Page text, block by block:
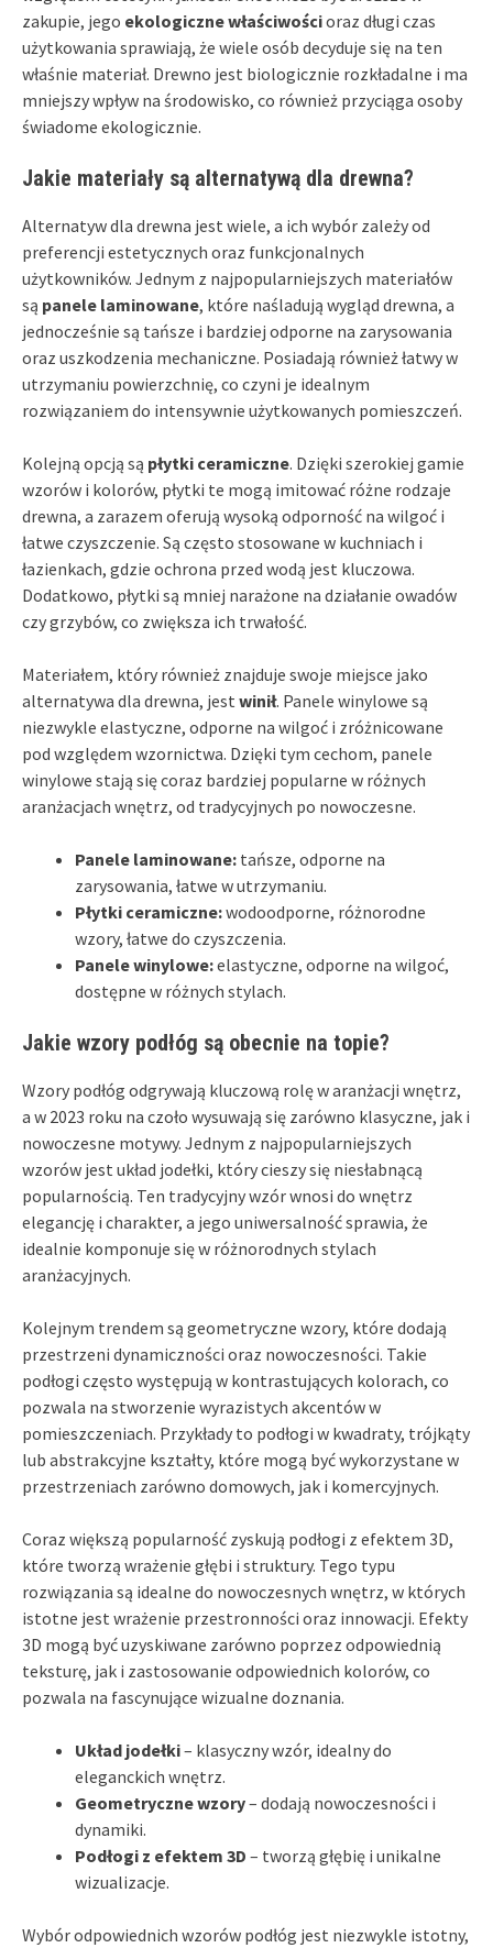
zakupie, jego ekologiczne właściwościoraz długi czas
użytkowania sprawiają, że wiele osób decyduje się na ten
właśnie materiał. Drewno jest biologicznie rozkładalne i ma
mniejszy wpływ na środowisko, co również przyciąga osoby
świadome ekologicznie.
Jakie materiały są alternatywą dla drewna?
Alternatyw dla drewna jest wiele, a ich wybór zależy od
preferencji estetycznych oraz funkcjonalnych
użytkowników. Jednym z najpopularniejszych materiałów
są panele laminowane, które naśladują wygląd drewna, a
jednocześnie są tańsze i bardziej odporne na zarysowania
oraz uszkodzenia mechaniczne. Posiadają również łatwy w
utrzymaniu powierzchnię, co czyni je idealnym
rozwiązaniem do intensywnie użytkowanych pomieszczeń.
Kolejną opcją są płytki ceramiczne. Dzięki szerokiej gamie
wzorów i kolorów, płytki te mogą imitować różne rodzaje
drewna, a zarazem oferują wysoką odporność na wilgoć i
łatwe czyszczenie. Są często stosowane w kuchniach i
łazienkach, gdzie ochrona przed wodą jest kluczowa.
Dodatkowo, płytki są mniej narażone na działanie owadów
czy grzybów, co zwiększa ich trwałość.
Materiałem, który również znajduje swoje miejsce jako
alternatywa dla drewna, jest winił. Panele winylowe są
niezwykle elastyczne, odporne na wilgoć i zróżnicowane
pod względem wzornictwa. Dzięki tym cechom, panele
winylowe stają się coraz bardziej popularne w różnych
aranżacjach wnętrz, od tradycyjnych po nowoczesne.
Panele laminowane: tańsze, odporne na
zarysowania, łatwe w utrzymaniu.
Płytki ceramiczne:wodoodporne, różnorodne
wzory, łatwe do czyszczenia.
Panele winylowe:elastyczne, odporne na wilgoć,
dostępne w różnych stylach.
Jakie wzory podłóg są obecnie na topie?
Wzory podłóg odgrywają kluczową rolę w aranżacji wnętrz,
a w 2023 roku na czoło wysuwają się zarówno klasyczne, jak i
nowoczesne motywy. Jednym z najpopularniejszych
wzorów jest układ jodełki, który cieszy się niesłabnącą
popularnością. Ten tradycyjny wzór wnosi do wnętrz
elegancję i charakter, a jego uniwersalność sprawia, że
idealnie komponuje się w różnorodnych stylach
aranżacyjnych.
Kolejnym trendem są geometryczne wzory, które dodają
przestrzeni dynamiczności oraz nowoczesności. Takie
podłogi często występują w kontrastujących kolorach, co
pozwala na stworzenie wyrazistych akcentów w
pomieszczeniach. Przykłady to podłogi w kwadraty, trójkąty
lub abstrakcyjne kształty, które mogą być wykorzystane w
przestrzeniach zarówno domowych, jak i komercyjnych.
Coraz większą popularność zyskują podłogi z efektem 3D,
które tworzą wrażenie głębi i struktury. Tego typu
rozwiązania są idealne do nowoczesnych wnętrz, w których
istotne jest wrażenie przestronności oraz innowacji. Efekty
3D mogą być uzyskiwane zarówno poprzez odpowiednią
teksturę, jak i zastosowanie odpowiednich kolorów, co
pozwala na fascynujące wizualne doznania.
Układ jodełki– klasyczny wzór, idealny do
eleganckich wnętrz.
Geometryczne wzory– dodają nowoczesności i
dynamiki.
Podłogi z efektem 3D – tworzą głębię i unikalne
wizualizacje.
Wybór odpowiednich wzorów podłóg jest niezwykle istotny,